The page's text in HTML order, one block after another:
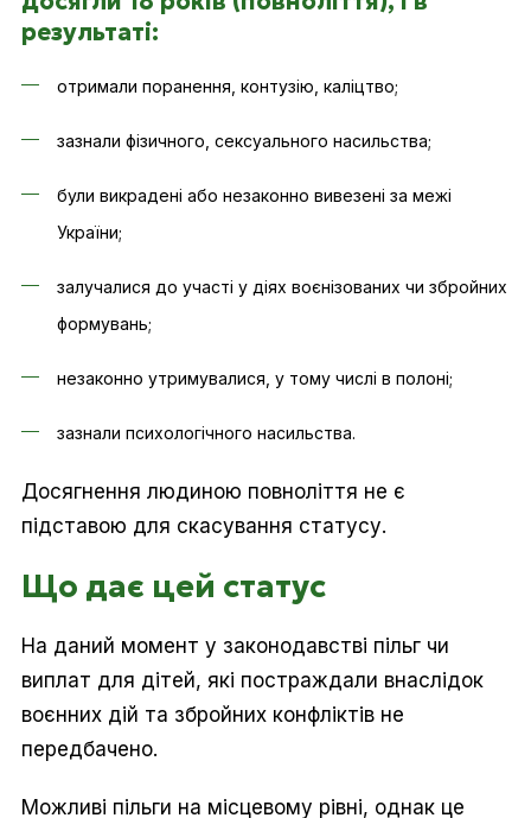
результаті:
отримали поранення, контузію, каліцтво;
зазнали фізичного, сексуального насильства;
були викрадені або незаконно вивезені за межі
України;
залучалися до участі у діях воєнізованих чи збройних
формувань;
незаконно утримувалися, у тому числі в полоні;
зазнали психологічного насильства.
Досягнення людиною повноліття не є
підставою для скасування статусу.
Що дає цей статус
На даний момент у законодавстві пільг чи
виплат для дітей, які постраждали внаслідок
воєнних дій та збройних конфліктів не
передбачено.
Можливі пільги на місцевому рівні, однак це